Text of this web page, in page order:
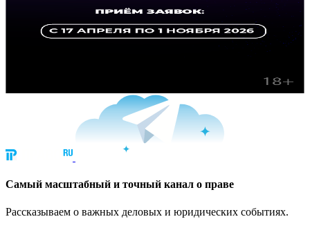
Cамый масштабный и точный канал о праве
Рассказываем о важных деловых и юридических событиях.